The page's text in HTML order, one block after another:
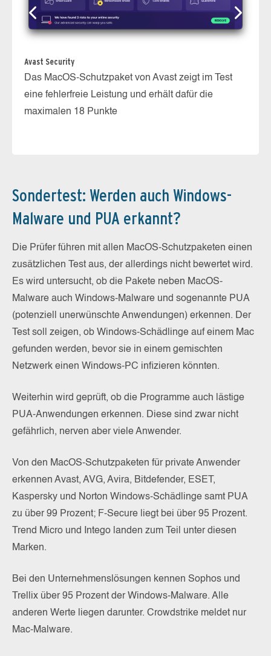
Avast Security
Das MacOS-Schutzpaket von Avast zeigt im Test
eine fehlerfreie Leistung und erhält dafür die
maximalen 18 Punkte
Sondertest: Werden auch Windows-
Malware und PUA erkannt?
Die Prüfer führen mit allen MacOS-Schutzpaketen einen
zusätzlichen Test aus, der allerdings nicht bewertet wird.
Es wird untersucht, ob die Pakete neben MacOS-
Malware auch Windows-Malware und sogenannte PUA
(potenziell unerwünschte Anwendungen) erkennen. Der
Test soll zeigen, ob Windows-Schädlinge auf einem Mac
gefunden werden, bevor sie in einem gemischten
Netzwerk einen Windows-PC infizieren könnten.
Weiterhin wird geprüft, ob die Programme auch lästige
PUA-Anwendungen erkennen. Diese sind zwar nicht
gefährlich, nerven aber viele Anwender.
Von den MacOS-Schutzpaketen für private Anwender
erkennen Avast, AVG, Avira, Bitdefender, ESET,
Kaspersky und Norton Windows-Schädlinge samt PUA
zu über 99 Prozent; F-Secure liegt bei über 95 Prozent.
Trend Micro und Intego landen zum Teil unter diesen
Marken.
Bei den Unternehmenslösungen kennen Sophos und
Trellix über 95 Prozent der Windows-Malware. Alle
anderen Werte liegen darunter. Crowdstrike meldet nur
Mac-Malware.